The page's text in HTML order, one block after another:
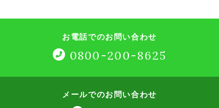
お電話でのお問い合わせ
0800-200-8625
メールでのお問い合わせ